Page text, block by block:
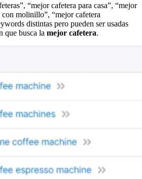
“mejor cafetera para casa”, “mejor
con molinillo”, “mejor cafetera
distintas pero pueden ser usadas
que busca la mejor cafetera.